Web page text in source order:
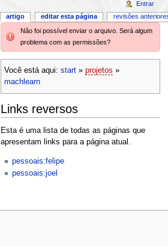
Não foi possível enviar o arquivo. Será algum
problema com as permissões?
Você está aqui: start» projetos »
machlearn
Links reversos
Esta é uma lista de todas as páginas que
apresentam links para a página atual.
pessoais:felipe
pessoais:joel
artigo editar esta página revisões
Entrar